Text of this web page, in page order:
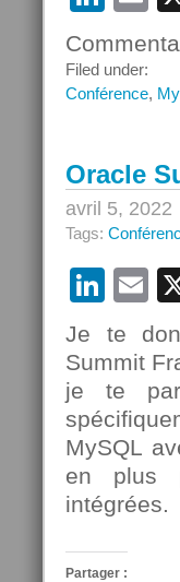
Filed under:
Conférence,
Oracle
avril 5, 2022
Tags:
Je te
Summit
je te
MySQL
en plus
intégrées.
Partager :